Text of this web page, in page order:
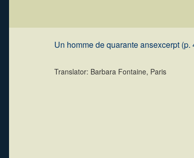
Un homme de quarante ansexcerpt (p.
Translator: Barbara Fontaine, Paris